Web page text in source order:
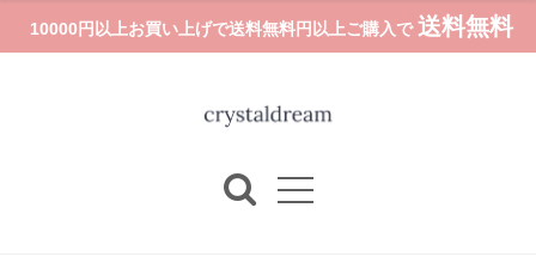
10000円以上お買い上げで送料無料円以上ご購入で 送料無料